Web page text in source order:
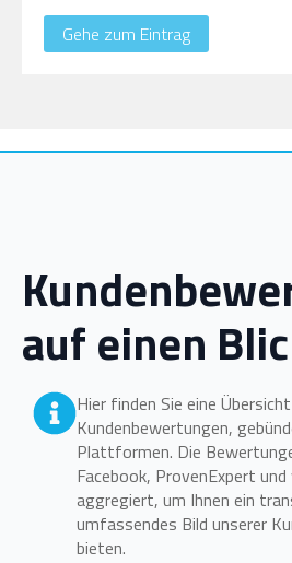
Gehe zum Eintrag
auf einen
Hier finden Sie eine
Kundenbewertungen,
Plattformen. Die
Facebook, ProvenExpert
aggregiert, um Ihnen ein
umfassendes Bild unserer
bieten.